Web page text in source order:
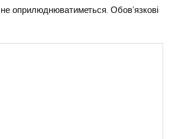
оприлюднюватиметься. Обов’язкові